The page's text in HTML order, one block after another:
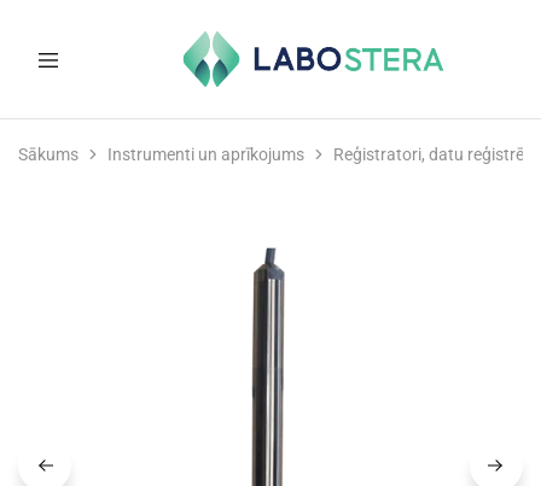
un
Sākums Instrumenti un aprīkojums Reģistratori, datu